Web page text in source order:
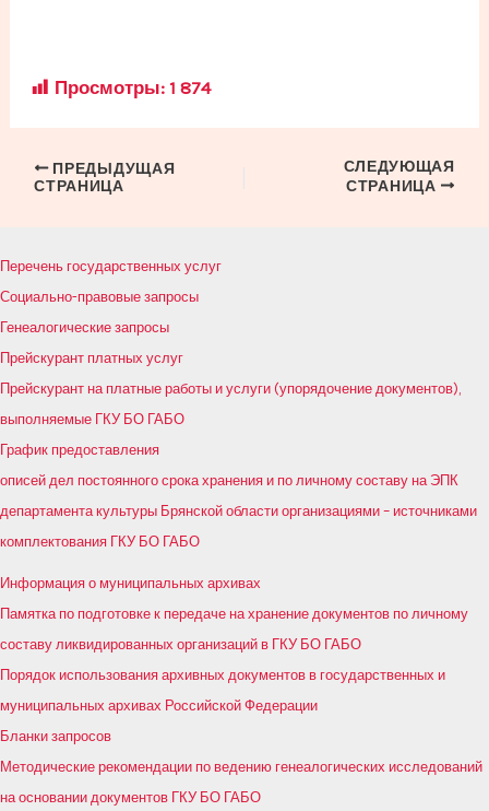
Просмотры: 1 874
Навигация
ПРЕДЫДУЩАЯ
СТРАНИЦА
СЛЕДУЮЩАЯ
СТРАНИЦА
Перечень государственных услуг
Социально-правовые запросы
Генеалогические запросы
Прейскурант платных услуг
Прейскурант на платные работы и услуги (упорядочение документов),
выполняемые ГКУ БО ГАБО
График предоставления
описей дел постоянного срока хранения и по личному составу на ЭПК
департамента культуры Брянской области организациями – источниками
комплектования ГКУ БО ГАБО
Информация о муниципальных архивах
Памятка по подготовке к передаче на хранение документов по личному
составу ликвидированных организаций в ГКУ БО ГАБО
Порядок использования архивных документов в государственных и
муниципальных архивах Российской Федерации
Бланки запросов
Методические рекомендации по ведению генеалогических исследований
на основании документов ГКУ БО ГАБО